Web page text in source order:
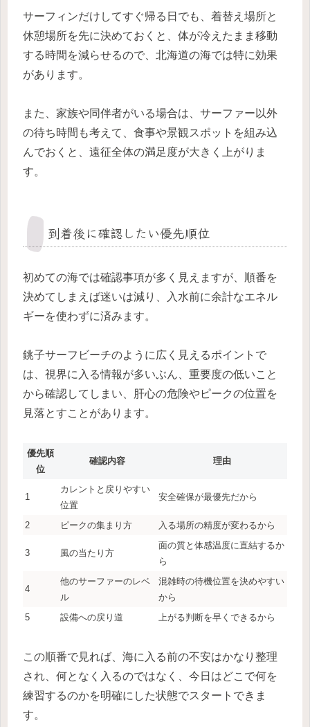
サーフィンだけしてすぐ帰る日でも、着替え場所と
休憩場所を先に決めておくと、体が冷えたまま移動
する時間を減らせるので、北海道の海では特に効果
があります。
また、家族や同伴者がいる場合は、サーファー以外
の待ち時間も考えて、食事や景観スポットを組み込
んでおくと、遠征全体の満足度が大きく上がりま
す。
到着後に確認したい優先順位
初めての海では確認事項が多く見えますが、順番を
決めてしまえば迷いは減り、入水前に余計なエネル
ギーを使わずに済みます。
銚子サーフビーチのように広く見えるポイントで
は、視界に入る情報が多いぶん、重要度の低いこと
から確認してしまい、肝心の危険やピークの位置を
見落とすことがあります。
優先順
位
確認内容 理由
1
カレントと戻りやすい
位置
安全確保が最優先だから
2 ピークの集まり方 入る場所の精度が変わるから
3 風の当たり方
面の質と体感温度に直結するか
ら
4
他のサーファーのレベ
ル
混雑時の待機位置を決めやすい
から
5
設備への戻り道 上がる判断を早くできるから
この順番で見れば、海に入る前の不安はかなり整理
され、何となく入るのではなく、今日はどこで何を
練習するのかを明確にした状態でスタートできま
す。